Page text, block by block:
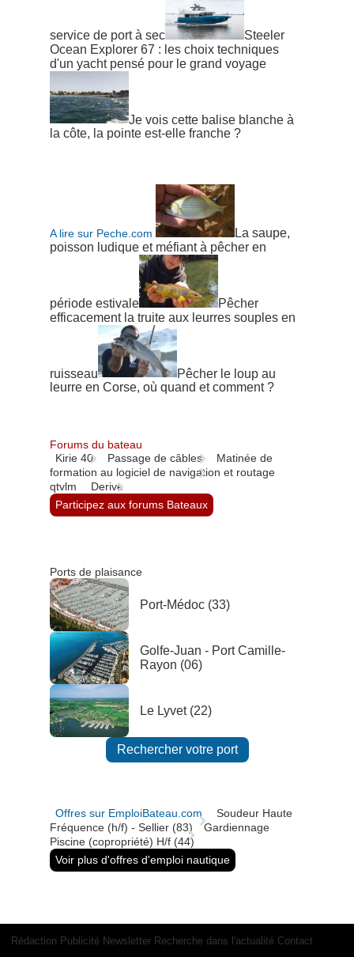
service de port à sec
Steeler
Ocean Explorer 67 : les choix techniques
d'un yacht pensé pour le grand voyage
Je vois cette balise blanche à
la côte, la pointe est-elle franche ?
A lire sur Peche.com
La saupe,
poisson ludique et méfiant à pêcher en
période estivale
Pêcher
efficacement la truite aux leurres souples en
ruisseau
Pêcher le loup au
leurre en Corse, où quand et comment ?
Forums du bateau
Kirie 40 Passage de câbles
Matinée de
formation au logiciel de navigation et routage
qtvlm
Derive
Participez aux forums Bateaux
Ports de plaisance
Port-Médoc (33)
Golfe-Juan - Port Camille-
Rayon (06)
Le Lyvet (22)
Rechercher votre port
Offres sur EmploiBateau.com
Soudeur Haute
Fréquence (h/f) - Sellier (83)
Gardiennage
Piscine (copropriété) H/f (44)
Voir plus d'offres d'emploi nautique
Rédaction Publicité Newsletter Recherche dans l'actualité Contact